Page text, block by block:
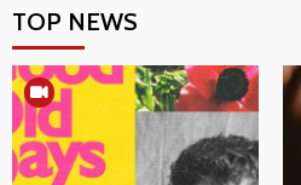
TOP NEWS